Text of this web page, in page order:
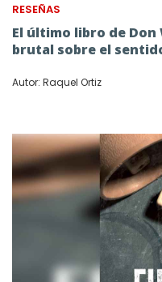
RESEÑAS
El último libro de Don
brutal sobre el
Autor: Raquel Ortiz